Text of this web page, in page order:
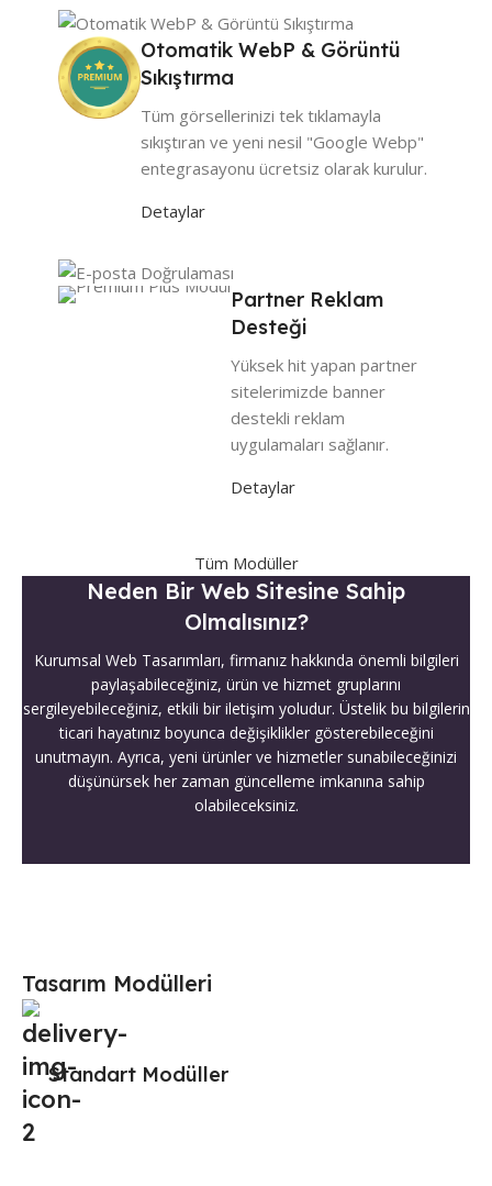
Otomatik WebP & Görüntü
Sıkıştırma
Tüm görsellerinizi tek tıklamayla
sıkıştıran ve yeni nesil "Google Webp"
entegrasayonu ücretsiz olarak kurulur.
Detaylar
Partner Reklam
Desteği
Yüksek hit yapan partner
sitelerimizde banner
destekli reklam
uygulamaları sağlanır.
Detaylar
Tüm Modüller
Neden Bir Web Sitesine Sahip
Olmalısınız?
Kurumsal Web Tasarımları, firmanız hakkında önemli bilgileri
paylaşabileceğiniz, ürün ve hizmet gruplarını
sergileyebileceğiniz, etkili bir iletişim yoludur. Üstelik bu bilgilerin
ticari hayatınız boyunca değişiklikler gösterebileceğini
unutmayın. Ayrıca, yeni ürünler ve hizmetler sunabileceğinizi
düşünürsek her zaman güncelleme imkanına sahip
olabileceksiniz.
Tasarım Modülleri
Standart Modüller